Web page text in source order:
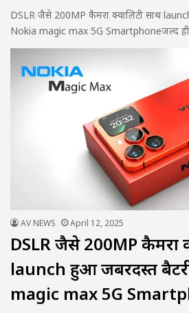
DSLR जैसे 200MP कैमरा क्वालिटी साथ
Nokia magic max 5G Smartphoneजल्द
AV NEWS April 12, 2025
DSLR जैसे 200MP कैमरा
launch हुआ जबरदस्त
magic max 5G